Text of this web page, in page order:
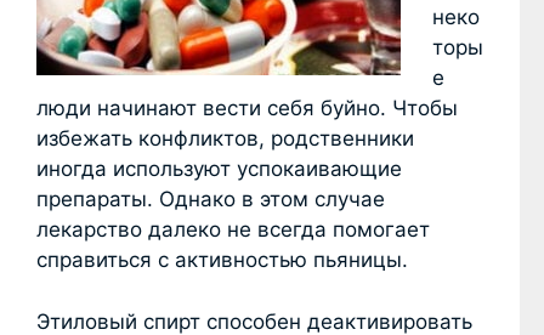
неко
торы
е
люди начинают вести себя буйно. Чтобы
избежать конфликтов, родственники
иногда используют успокаивающие
препараты. Однако в этом случае
лекарство далеко не всегда помогает
справиться с активностью пьяницы.
Этиловый спирт способен деактивировать